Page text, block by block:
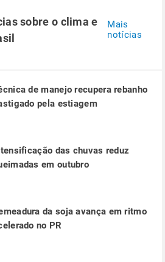
sobre o clima e
Mais
notícias
de manejo recupera rebanho
pela estiagem
das chuvas reduz
em outubro
da soja avança em ritmo
no PR